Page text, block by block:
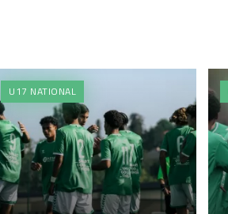
U17 NATIONAL